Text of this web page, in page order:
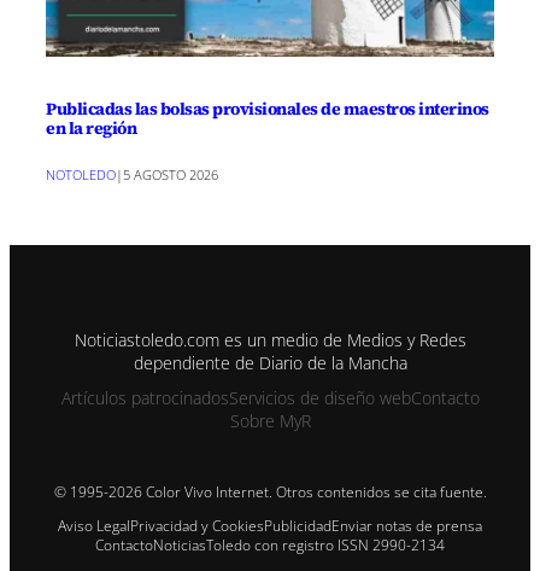
Publicadas las bolsas provisionales de maestros interinos
en la región
NOTOLEDO|5 AGOSTO 2026
Noticiastoledo.com es un medio de Medios y Redes
dependiente de Diario de la Mancha
Artículos patrocinadosServicios de diseño webContacto
Sobre MyR
© 1995-2026 Color Vivo Internet. Otros contenidos se cita fuente.
Aviso LegalPrivacidad y CookiesPublicidadEnviar notas de prensa
ContactoNoticiasToledo con registro ISSN 2990-2134